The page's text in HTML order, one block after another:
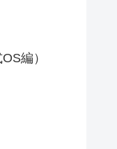
編）